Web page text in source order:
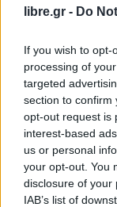
libre.gr - Do
If you wish to
processing of
targeted
section to confirm
opt-out request is
interest-based
us or personal
your opt-out. You
disclosure of your
IAB’s list of
άγνωστο
απόγευμα. Η
αποκλειστικά
μετακινήσεων
εργαζομένων.
βάρδιες post
σημαντικός
το σπίτι.